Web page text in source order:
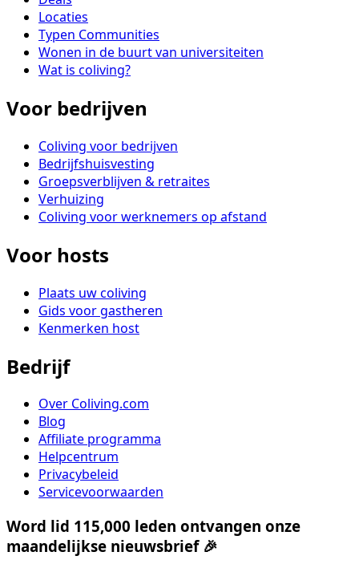
Locaties
Typen Communities
Wonen in de buurt van universiteiten
Wat is coliving?
Voor bedrijven
Coliving voor bedrijven
Bedrijfshuisvesting
Groepsverblijven & retraites
Verhuizing
Coliving voor werknemers op afstand
Voor hosts
Plaats uw coliving
Gids voor gastheren
Kenmerken host
Bedrijf
Over Coliving.com
Blog
Affiliate programma
Helpcentrum
Privacybeleid
Servicevoorwaarden
Word lid 115,000 leden ontvangen onze
maandelijkse nieuwsbrief 🎉